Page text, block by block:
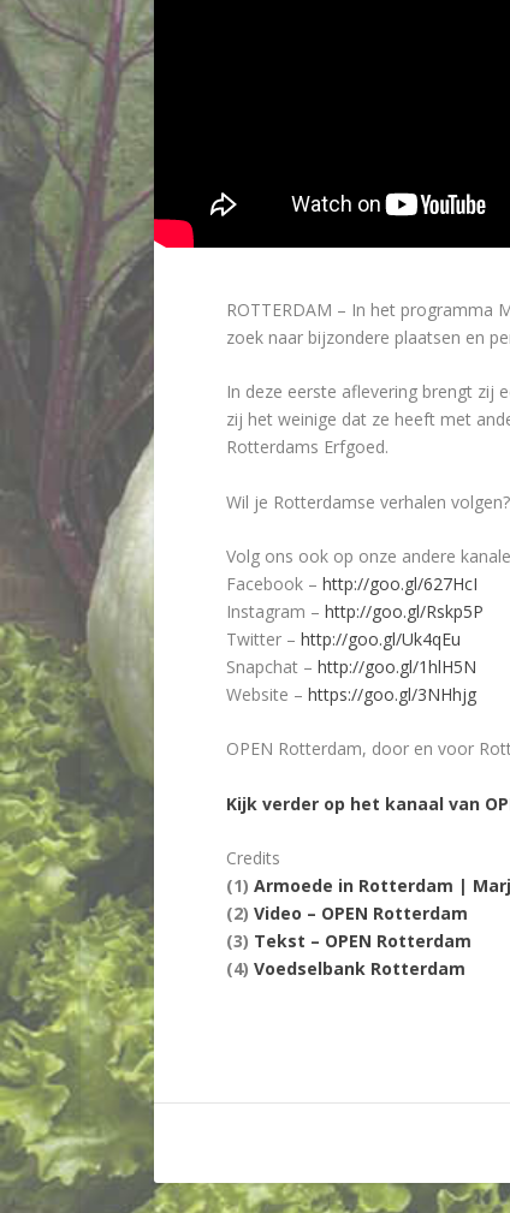
ROTTERDAM – In het programma
zoek naar bijzondere plaatsen en
In deze eerste aflevering brengt zij
zij het weinige dat ze heeft met
Rotterdams Erfgoed.
Wil je Rotterdamse verhalen
Volg ons ook op onze andere
Facebook – http://goo.gl/627HcI
Instagram – http://goo.gl/Rskp5P
Twitter – http://goo.gl/Uk4qEu
Snapchat – http://goo.gl/1hlH5N
Website – https://goo.gl/3NHhjg
OPEN Rotterdam, door en voor
Kijk verder op het kanaal van
Credits
(1) Armoede in Rotterdam |
(2) Video – OPEN Rotterdam
(3) Tekst – OPEN Rotterdam
(4) Voedselbank Rotterdam